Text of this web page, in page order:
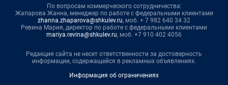
По вопросам коммерческого сотрудничества:
Жапарова Жанна, менеджер по работе с федеральными клиентами
zhanna.zhaparova@shkulev.ru, моб. + 7 982 640 34 32
Ревина Мария, директор по работе с федеральными клиентами
mariya.revina@shkulev.ru, моб. +7 910 402 4056
Редакция сайта не несет ответственности за достоверность
информации, содержащейся в рекламных объявлениях.
Информация об ограничениях